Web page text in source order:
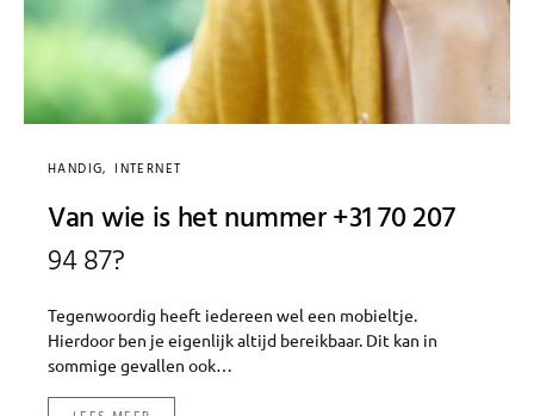
HANDIG INTERNET
Van wie is het nummer +31 70 207
94 87?
Tegenwoordig heeft iedereen wel een mobieltje.
Hierdoor ben je eigenlijk altijd bereikbaar. Dit kan in
sommige gevallen ook…